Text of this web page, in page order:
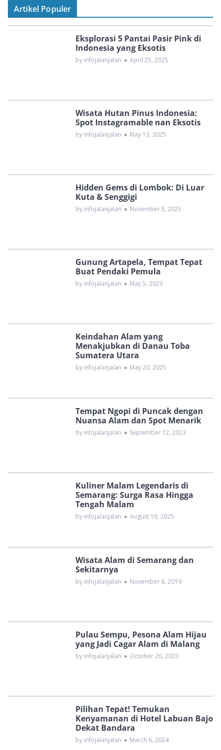
Artikel Populer
Eksplorasi 5 Pantai Pasir Pink di
Indonesia yang Eksotis
by infojalanjalan ● April 25, 2025
Wisata Hutan Pinus Indonesia:
Spot Instagramable nan Eksotis
by infojalanjalan ● May 13, 2025
Hidden Gems di Lombok: Di Luar
Kuta & Senggigi
by infojalanjalan ● November 5, 2025
Gunung Artapela, Tempat Tepat
Buat Pendaki Pemula
by infojalanjalan ● May 5, 2023
Keindahan Alam yang
Menakjubkan di Danau Toba
Sumatera Utara
by infojalanjalan ● May 20, 2025
Tempat Ngopi di Puncak dengan
Nuansa Alam dan Spot Menarik
by infojalanjalan ● September 12, 2023
Kuliner Malam Legendaris di
Semarang: Surga Rasa Hingga
Tengah Malam
by infojalanjalan ● August 19, 2025
Wisata Alam di Semarang dan
Sekitarnya
by infojalanjalan ● November 6, 2019
Pulau Sempu, Pesona Alam Hijau
yang Jadi Cagar Alam di Malang
by infojalanjalan ● October 26, 2023
Pilihan Tepat! Temukan
Kenyamanan di Hotel Labuan Bajo
Dekat Bandara
by infojalanjalan ● March 6, 2024